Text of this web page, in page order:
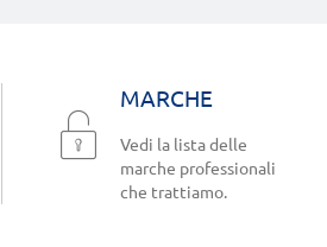
MARCHE
Vedi la lista delle
marche professionali
che trattiamo.